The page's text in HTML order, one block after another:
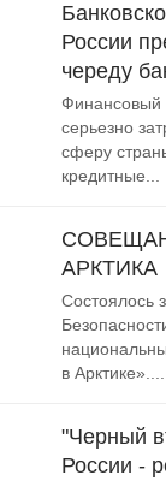
России
череду
Финансовый
серьезно
сферу
кредитные...
АРКТИКА
Состоялось
в Арктике»....
"Черный
России -